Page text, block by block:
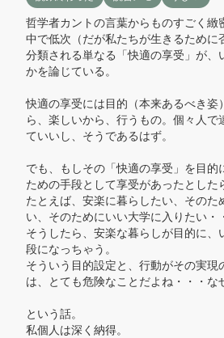
哲学者カントの言葉からものすごく緻
中で低次（だが私たちが生きるために
分類される単なる「快適の享受」が、
かを論じている。
快適の享受には目的（本来あるべき姿
ら、楽しいから、行うもの。個々人で
ていいし、そうであるはず。
でも、もしその「快適の享受」を目
ための手段として享受があったとした
たとえば、安楽に暮らしたい、そのた
い、そのためにいい大学に入りたい・
そうしたら、安楽な暮らしが目的に
段になっちゃう。
そういう目的設定と、行動がその実現
は、とても危険なことだよね・・・な
という話。
私個人は深く納得。